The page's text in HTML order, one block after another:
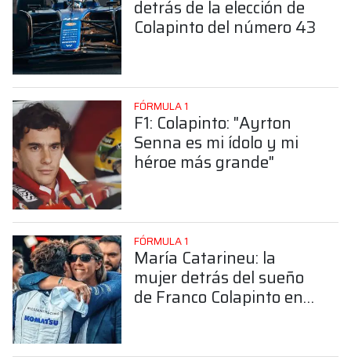
detrás de la elección de
Colapinto del número 43
FÓRMULA 1
F1: Colapinto: "Ayrton
Senna es mi ídolo y mi
héroe más grande"
FÓRMULA 1
María Catarineu: la
mujer detrás del sueño
de Franco Colapinto en